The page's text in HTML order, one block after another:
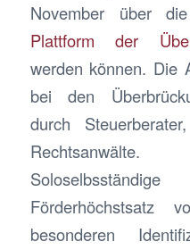
November über
Plattform der
werden können. Die
bei den
durch
Förderhöchstsatz
besonderen